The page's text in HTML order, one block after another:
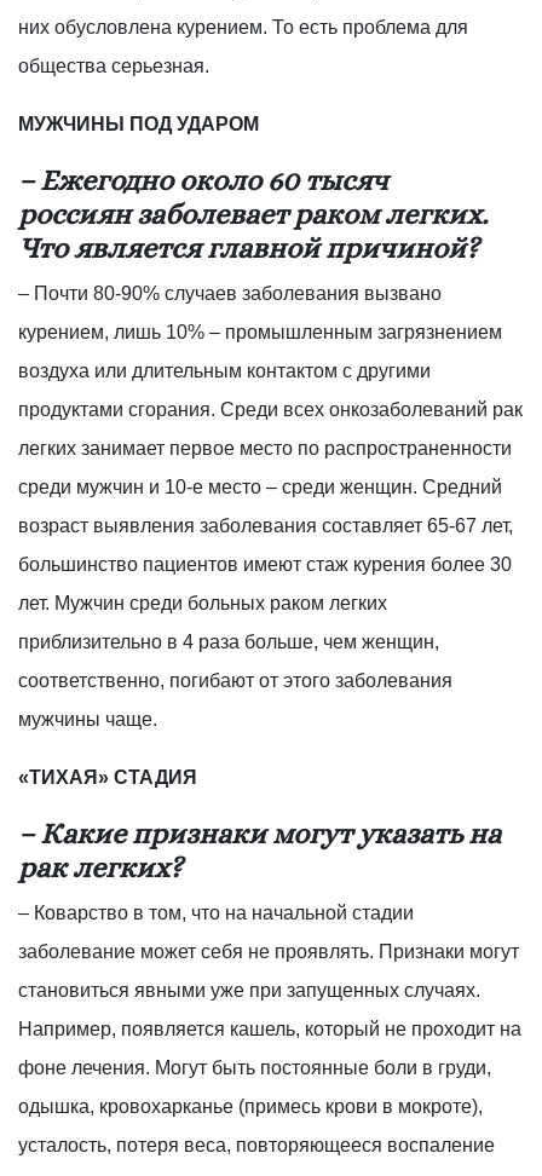
них обусловлена курением. То есть проблема для
общества серьезная.
МУЖЧИНЫ ПОД УДАРОМ
– Ежегодно около 60 тысяч
россиян заболевает раком легких.
Что является главной причиной?
– Почти 80-90% случаев заболевания вызвано
курением, лишь 10% – промышленным загрязнением
воздуха или длительным контактом с другими
продуктами сгорания. Среди всех онкозаболеваний рак
легких занимает первое место по распространенности
среди мужчин и 10-е место – среди женщин. Средний
возраст выявления заболевания составляет 65-67 лет,
большинство пациентов имеют стаж курения более 30
лет. Мужчин среди больных раком легких
приблизительно в 4 раза больше, чем женщин,
соответственно, погибают от этого заболевания
мужчины чаще.
«ТИХАЯ» СТАДИЯ
– Какие признаки могут указать на
рак легких?
– Коварство в том, что на начальной стадии
заболевание может себя не проявлять. Признаки могут
становиться явными уже при запущенных случаях.
Например, появляется кашель, который не проходит на
фоне лечения. Могут быть постоянные боли в груди,
одышка, кровохарканье (примесь крови в мокроте),
усталость, потеря веса, повторяющееся воспаление